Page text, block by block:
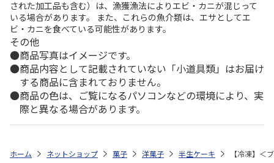
された加工品も含む）は、漁獲漁法によりエビ・カニが混じって
いる場合があります。 また、これらの魚介類は、エサとしてエ
ビ・カニを食べている可能性があります。
その他
商品写真はイメージです。
商品内容として記載されていない「小道具類」はお届け
する商品に含まれておりません。
商品の色は、ご覧になるパソコンなどの環境により、実
際と異なる場合があります。
ホーム ネットショップ 菓子 洋菓子 半生ケーキ 【冷凍】＜